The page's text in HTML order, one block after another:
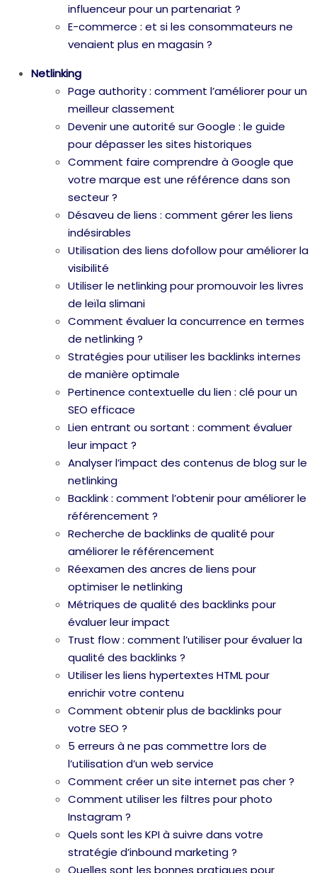
influenceur pour un partenariat ?
E-commerce : et si les consommateurs ne
venaient plus en magasin ?
Netlinking
Page authority : comment l’améliorer pour un
meilleur classement
Devenir une autorité sur Google : le guide
pour dépasser les sites historiques
Comment faire comprendre à Google que
votre marque est une référence dans son
secteur ?
Désaveu de liens : comment gérer les liens
indésirables
Utilisation des liens dofollow pour améliorer la
visibilité
Utiliser le netlinking pour promouvoir les livres
de leïla slimani
Comment évaluer la concurrence en termes
de netlinking ?
Stratégies pour utiliser les backlinks internes
de manière optimale
Pertinence contextuelle du lien : clé pour un
SEO efficace
Lien entrant ou sortant : comment évaluer
leur impact ?
Analyser l’impact des contenus de blog sur le
netlinking
Backlink : comment l’obtenir pour améliorer le
référencement ?
Recherche de backlinks de qualité pour
améliorer le référencement
Réexamen des ancres de liens pour
optimiser le netlinking
Métriques de qualité des backlinks pour
évaluer leur impact
Trust flow : comment l’utiliser pour évaluer la
qualité des backlinks ?
Utiliser les liens hypertextes HTML pour
enrichir votre contenu
Comment obtenir plus de backlinks pour
votre SEO ?
5 erreurs à ne pas commettre lors de
l’utilisation d’un web service
Comment créer un site internet pas cher ?
Comment utiliser les filtres pour photo
Instagram ?
Quels sont les KPI à suivre dans votre
stratégie d’inbound marketing ?
Quelles sont les bonnes pratiques pour